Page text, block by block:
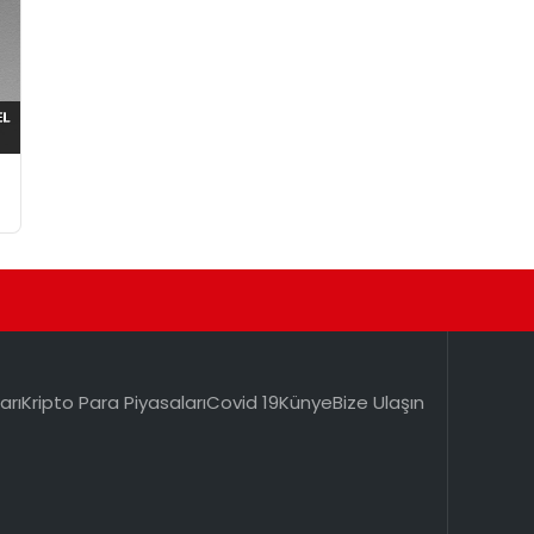
Kripto Para PiyasalarıCovid 19KünyeBize Ulaşın